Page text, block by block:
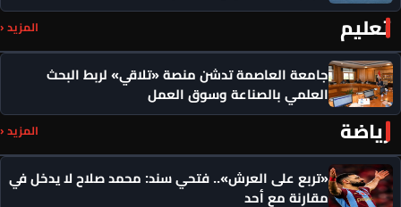
تعليم المزيد ‹
جامعة العاصمة تدشن منصة «تلاقي» لربط البحث
العلمي بالصناعة وسوق العمل
رياضة المزيد ‹
«تربع على العرش».. فتحي سند: محمد صلاح لا يدخل في
مقارنة مع أحد